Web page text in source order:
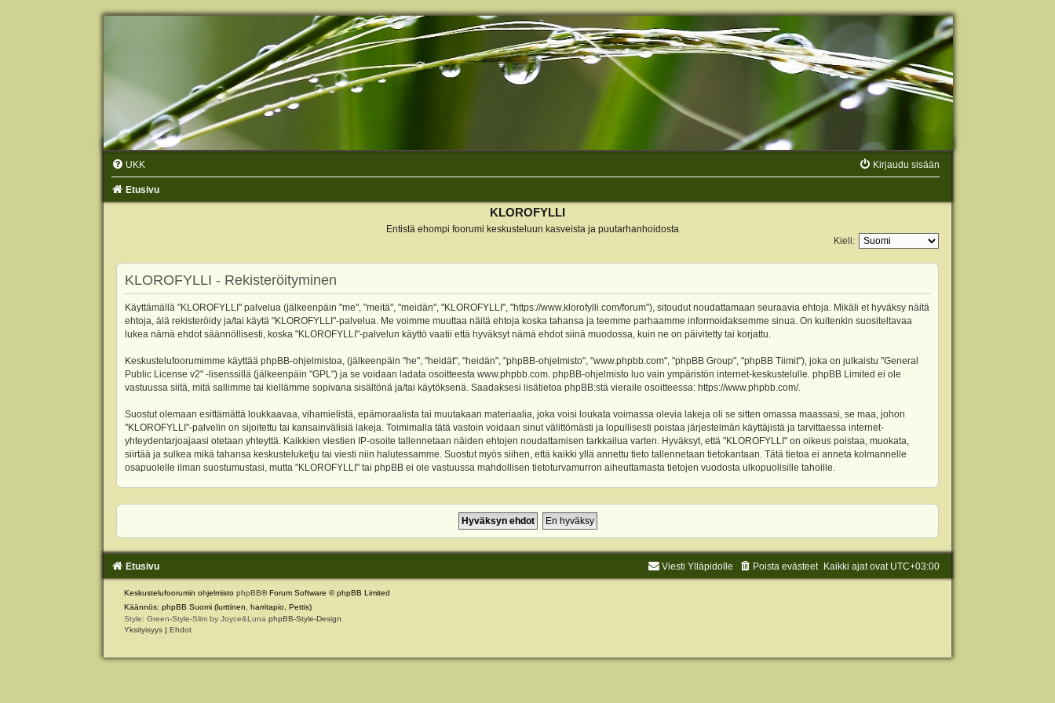
UKK Kirjaudu sisään
Etusivu
KLOROFYLLI
Entistä ehompi foorumi keskusteluun kasveista ja puutarhanhoidosta
Kieli:
KLOROFYLLI - Rekisteröityminen
Käyttämällä "KLOROFYLLI" palvelua (jälkeenpäin "me", "meitä", "meidän", "KLOROFYLLI", "https://www.klorofylli.com/forum"), sitoudut noudattamaan seuraavia ehtoja. Mikäli et hyväksy näitä
ehtoja, älä rekisteröidy ja/tai käytä "KLOROFYLLI"-palvelua. Me voimme muuttaa näitä ehtoja koska tahansa ja teemme parhaamme informoidaksemme sinua. On kuitenkin suositeltavaa
lukea nämä ehdot säännöllisesti, koska "KLOROFYLLI"-palvelun käyttö vaatii että hyväksyt nämä ehdot siinä muodossa, kuin ne on päivitetty tai korjattu.
Keskustelufoorumimme käyttää phpBB-ohjelmistoa, (jälkeenpäin "he", "heidät", "heidän", "phpBB-ohjelmisto", "www.phpbb.com", "phpBB Group", "phpBB Tiimit"), joka on julkaistu "General
Public License v2" -lisenssillä (jälkeenpäin "GPL") ja se voidaan ladata osoitteesta www.phpbb.com. phpBB-ohjelmisto luo vain ympäristön internet-keskustelulle. phpBB Limited ei ole
vastuussa siitä, mitä sallimme tai kiellämme sopivana sisältönä ja/tai käytöksenä. Saadaksesi lisätietoa phpBB:stä vieraile osoitteessa: https://www.phpbb.com/.
Suostut olemaan esittämättä loukkaavaa, vihamielistä, epämoraalista tai muutakaan materiaalia, joka voisi loukata voimassa olevia lakeja oli se sitten omassa maassasi, se maa, johon
"KLOROFYLLI"-palvelin on sijoitettu tai kansainvälisiä lakeja. Toimimalla tätä vastoin voidaan sinut välittömästi ja lopullisesti poistaa järjestelmän käyttäjistä ja tarvittaessa internet-
yhteydentarjoajaasi otetaan yhteyttä. Kaikkien viestien IP-osoite tallennetaan näiden ehtojen noudattamisen tarkkailua varten. Hyväksyt, että "KLOROFYLLI" on oikeus poistaa, muokata,
siirtää ja sulkea mikä tahansa keskusteluketju tai viesti niin halutessamme. Suostut myös siihen, että kaikki yllä annettu tieto tallennetaan tietokantaan. Tätä tietoa ei anneta kolmannelle
osapuolelle ilman suostumustasi, mutta "KLOROFYLLI" tai phpBB ei ole vastuussa mahdollisen tietoturvamurron aiheuttamasta tietojen vuodosta ulkopuolisille tahoille.
Etusivu Kaikki ajat ovat UTC+03:00
Poista evästeet
Viesti Ylläpidolle
Keskustelufoorumin ohjelmisto phpBB® Forum Software © phpBB Limited
Käännös: phpBB Suomi (lurttinen, harritapio, Pettis)
Style: Green-Style-Slim by Joyce&Luna phpBB-Style-Design
Yksityisyys | Ehdot